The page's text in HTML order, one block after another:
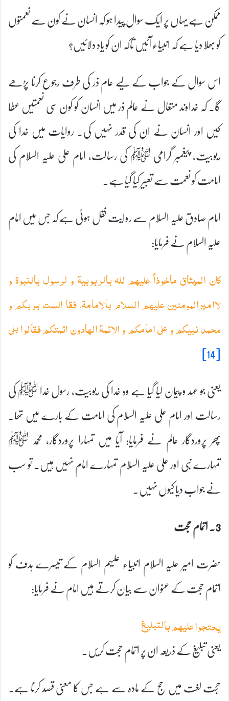
ممکن ہے یہاں پر ایک سوال پیدا ہو کہ انسان نے کون سے نعمتوں
کو بھلا دیا ہے کہ انبیاء آئیں تاکہ ان کو یاد دلائیں؟
اس سوال کے جواب کے لیے عام ذر کی طرف رجوع کرنا پڑھے
گا۔ کہ خداوند متعال نے عالم ذر میں انسان کو کون سی نعمتیں عطا
کیں اور انسان نے ان کی قدر نہیں کی۔ روایات میں خدا کی
ربوبیت، پیغمبر گرامی ﷺ کی رسالت، امام علی علیہ السلام کی
امامت کو نعمت سے تعبیر کیا گیا ہے۔
امام صادق علیہ السلام سے روایت نقل ہوئی ہے کہ جس میں امام
علیہ السلام نے فرمایا:
کان المیثاق ماخوذاً علیہم للہ بالربوبیۃ و لرسول بالنبوۃ و
لاامیرالمومنین علیہم السلام بالامامۃ، فقا الست بربکم و
محمد نبیکم و علی امامکم و الائمۃ الہادون ائمتکم فقالوا بلی
[14]
یعنی جو عہد و پیمان لیا گیا ہے وہ خدا کی ربوبیت، رسول خدا ﷺ کی
رسالت اور امام علی علیہ السلام کی امامت کے بارے میں تھا۔
پھر پروردگار عالم نے فرمایا: آیا میں تمہارا پروردگار، محمد ﷺ
تمہارے نبی اور علی علیہ السلام تمہارے امام نہیں ہیں۔ تو سب
نے جواب دیا کیوں نہیں۔
3۔ اتمام حجت
حضرت امیر علیہ السلام انبیاء علیہم السلام کے تیسرے ہدف کو
اتمام حجت کے عنوان سے بیان کرتے ہیں امام نے فرمایا:
یحتجوا علیہم بالتبلیغ
یعنی تبلیغ کے ذریعہ ان پر اتمام حجت کریں۔
حجت لغت میں حج کے مادہ سے ہے جس کا معنی قصد کرنا ہے۔